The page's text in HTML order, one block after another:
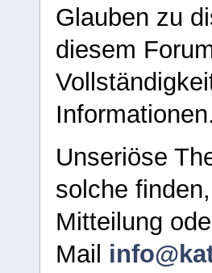
Glauben zu
diesem
Informationen.
Unseriöse
solche
Mitteilung
Mail